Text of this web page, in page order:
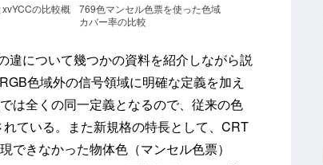
の比較概
769色マンセル色票を使った色域
カバー率の比較
違について幾つかの資料を紹介しながら説
色域外の信号領域に明確な定義を加え
は全くの同一定義となるので、従来の色
ている。また新規格の特長として、CRT
できなかった物体色（マンセル色票）